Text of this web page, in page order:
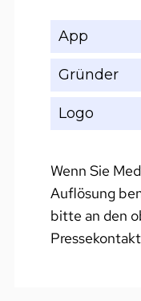
App
Gründer
Logo
Wenn Sie
Auflösung
bitte an den